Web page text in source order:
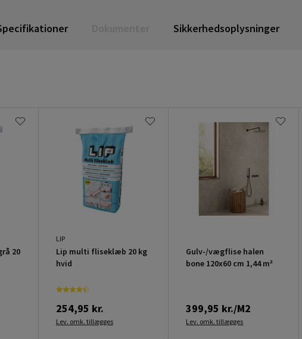
Sikkerhedsoplysninger
20
LIP
Lip multi fliseklæb 20 kg
hvid
254,95 kr.
Lev. omk. tillægges
Gulv-/vægflise halen
bone 120x60 cm 1,44 m²
399,95 kr./M2
Lev. omk. tillægges